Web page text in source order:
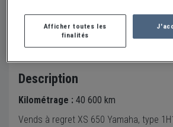
Envoyer un email
Description
Kilométrage : 40 600 km
Vends à regret XS 650 Yamaha, type
Afficher toutes les
finalités